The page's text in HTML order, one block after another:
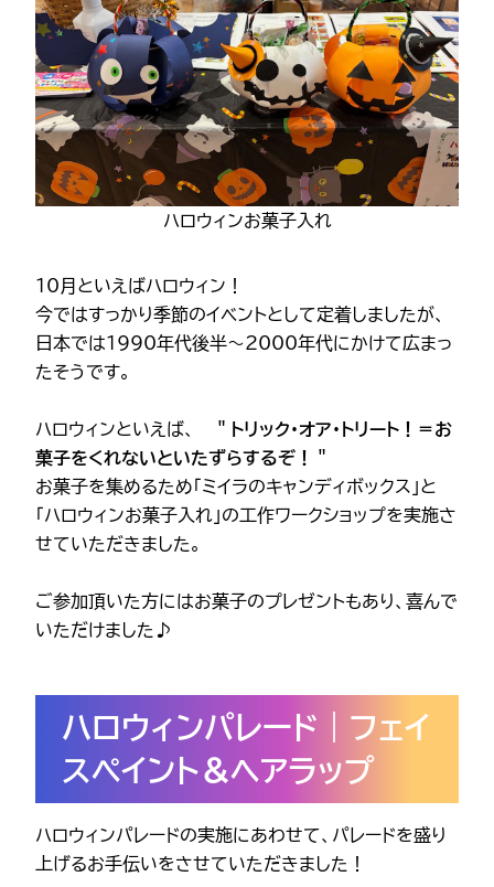
ハロウィンお菓子入れ
10月といえばハロウィン！
今ではすっかり季節のイベントとして定着しましたが、
日本では1990年代後半～2000年代にかけて広まっ
たそうです。
ハロウィンといえば、
＂トリック・オア・トリート！＝お
菓子をくれないといたずらするぞ！＂
お菓子を集めるため「ミイラのキャンディボックス」と
「ハロウィンお菓子入れ」の工作ワークショップを実施さ
せていただきました。
ご参加頂いた方にはお菓子のプレゼントもあり、喜んで
いただけました♪
ハロウィンパレード｜フェイ
スペイント＆ヘアラップ
ハロウィンパレードの実施にあわせて、パレードを盛り
上げるお手伝いをさせていただきました！